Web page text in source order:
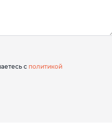
с политикой